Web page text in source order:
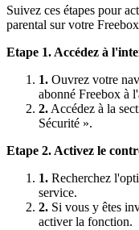
Suivez ces étapes pour
parental sur votre
Etape 1. Accédez à
1. Ouvrez votre
abonné Freebox à
2. Accédez à la
Sécurité ».
Etape 2. Activez le
1. Recherchez
service.
2. Si vous y êtes
activer la fonction.